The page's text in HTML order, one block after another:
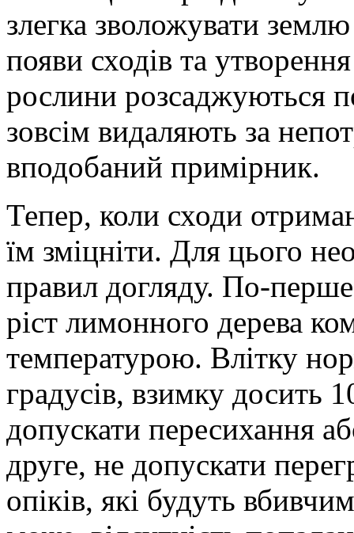
злегка зволожувати
появи сходів та
рослини розсаджуються
зовсім видаляють за
вподобаний примірник.
Тепер, коли сходи
їм зміцніти. Для цього
правил догляду. По-
ріст лимонного дерева
температурою. Влітку
градусів, взимку досить
допускати пересихання
друге, не допускати
опіків, які будуть